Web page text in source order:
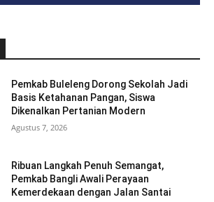
Pemkab Buleleng Dorong Sekolah Jadi
Basis Ketahanan Pangan, Siswa
Dikenalkan Pertanian Modern
Agustus 7, 2026
Ribuan Langkah Penuh Semangat,
Pemkab Bangli Awali Perayaan
Kemerdekaan dengan Jalan Santai